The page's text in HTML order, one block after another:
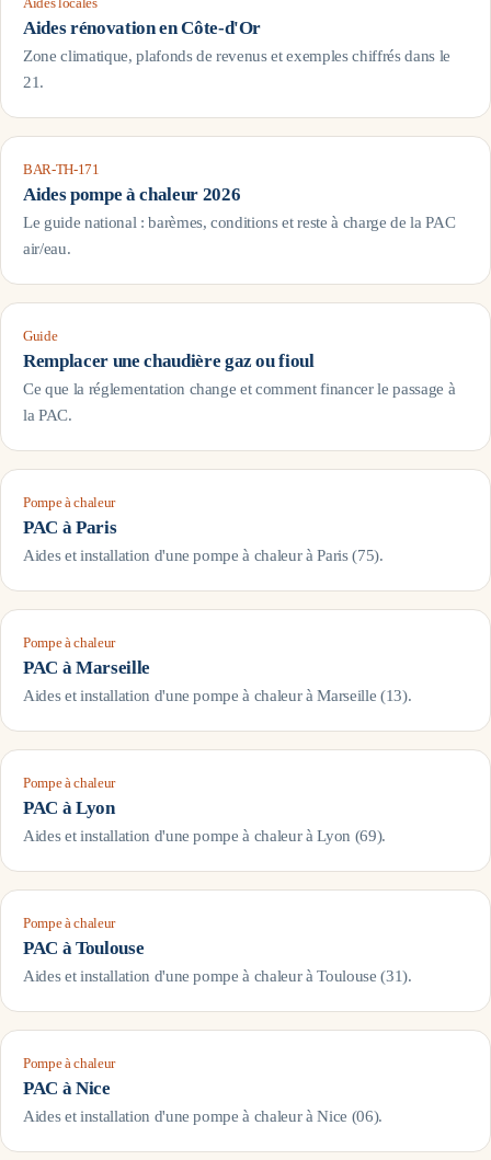
Aides rénovation enCôte-d'Or
Zone climatique, plafonds de revenus et exemples chiffrés dans le
21.
BAR-TH-171
Aides pompe à chaleur 2026
Le guide national : barèmes, conditions et reste à charge de la PAC
air/eau.
Guide
Remplacer une chaudière gaz ou fioul
Ce que la réglementation change et comment financer le passage à
la PAC.
Pompe à chaleur
PAC àParis
Aides et installation d'une pompe à chaleur àParis(75).
Pompe à chaleur
PAC àMarseille
Aides et installation d'une pompe à chaleur àMarseille (13).
Pompe à chaleur
PAC àLyon
Aides et installation d'une pompe à chaleur àLyon (69).
Pompe à chaleur
PAC àToulouse
Aides et installation d'une pompe à chaleur àToulouse (31).
Pompe à chaleur
PAC àNice
Aides et installation d'une pompe à chaleur àNice (06).